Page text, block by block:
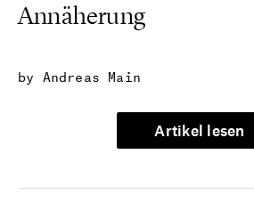
Annäherung
by Andreas Main
Artikel lesen